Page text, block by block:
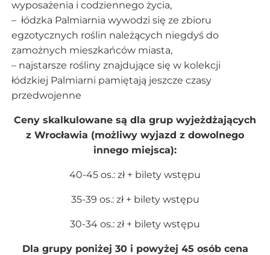
wyposażenia i codziennego życia,
– łódzka Palmiarnia wywodzi się ze zbioru
egzotycznych roślin należących niegdyś do
zamożnych mieszkańców miasta,
– najstarsze rośliny znajdujące się w kolekcji
łódzkiej Palmiarni pamiętają jeszcze czasy
przedwojenne
Ceny skalkulowane są dla grup wyjeżdżających
z Wrocławia (możliwy wyjazd z dowolnego
innego miejsca):
40-45 os.: zł + bilety wstępu
35-39 os.: zł + bilety wstępu
30-34 os.: zł + bilety wstępu
Dla grupy poniżej 30 i powyżej 45 osób cena